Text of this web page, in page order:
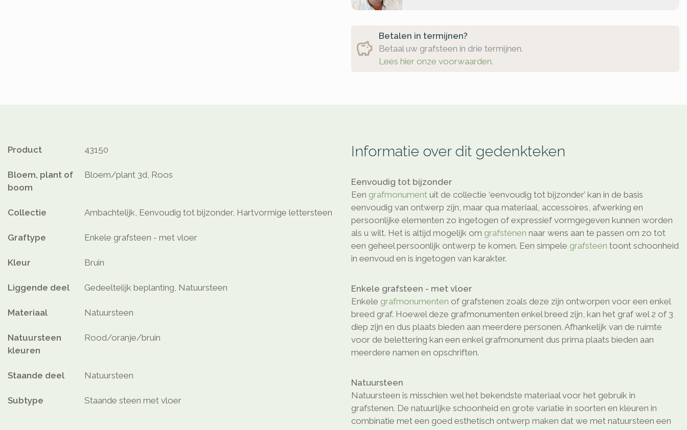
Betalen in termijnen?
Betaal uw grafsteen in drie termijnen.
Lees hier onze voorwaarden.
Product 43150
Bloem, plant of
boom
Bloem/plant 3d, Roos
Collectie Ambachtelijk, Eenvoudig tot bijzonder, Hartvormige lettersteen
Graftype Enkele grafsteen - met vloer
Kleur Bruin
Liggende deel Gedeeltelijk beplanting, Natuursteen
Materiaal Natuursteen
Natuursteen
kleuren
Rood/oranje/bruin
Staande deel Natuursteen
Subtype Staande steen met vloer
Informatie over dit gedenkteken
Eenvoudig tot bijzonder
Een grafmonument uit de collectie ‘eenvoudig tot bijzonder’ kan in de basis
eenvoudig van ontwerp zijn, maar qua materiaal, accessoires, afwerking en
persoonlijke elementen zo ingetogen of expressief vormgegeven kunnen worden
als u wilt. Het is altijd mogelijk om grafstenen naar wens aan te passen om zo tot
een geheel persoonlijk ontwerp te komen. Een simpele grafsteen toont schoonheid
in eenvoud en is ingetogen van karakter.
Enkele grafsteen - met vloer
Enkele grafmonumenten of grafstenen zoals deze zijn ontworpen voor een enkel
breed graf. Hoewel deze grafmonumenten enkel breed zijn, kan het graf wel 2 of 3
diep zijn en dus plaats bieden aan meerdere personen. Afhankelijk van de ruimte
voor de belettering kan een enkel grafmonument dus prima plaats bieden aan
meerdere namen en opschriften.
Natuursteen
Natuursteen is misschien wel het bekendste materiaal voor het gebruik in
grafstenen. De natuurlijke schoonheid en grote variatie in soorten en kleuren in
combinatie met een goed esthetisch ontwerp maken dat we met natuursteen een